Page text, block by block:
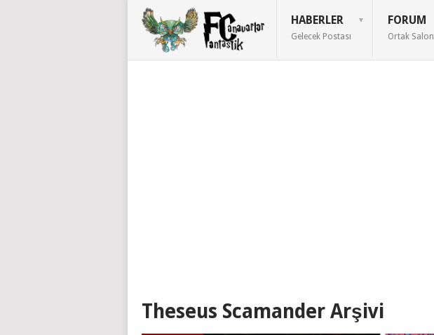
HABERLER
Gelecek Postası
FORUM
Ortak Salon
Theseus Scamander Arşivi